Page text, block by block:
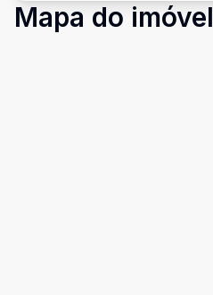
Mapa do imóvel